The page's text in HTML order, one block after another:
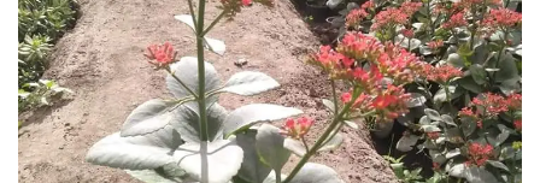
نباتات الزينة والزهور وأشجار الفاكهة